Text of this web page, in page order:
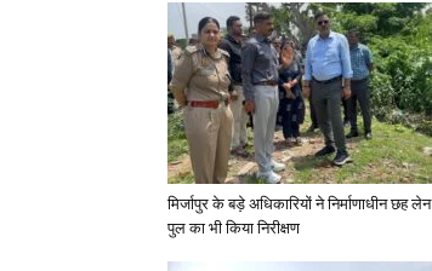
मिर्जापुर के बड़े अधिकारियों ने निर्माणाधीन छह लेन
पुल का भी किया निरीक्षण